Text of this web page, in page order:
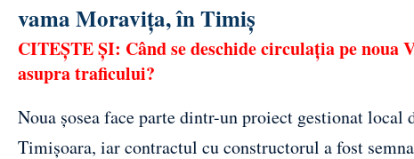
vama Moravița, în Timiș
CITEȘTE ȘI: Când se deschide circulația pe noua
asupra traficului?
Noua șosea face parte dintr-un proiect gestionat
Timișoara, iar contractul cu constructorul a fost